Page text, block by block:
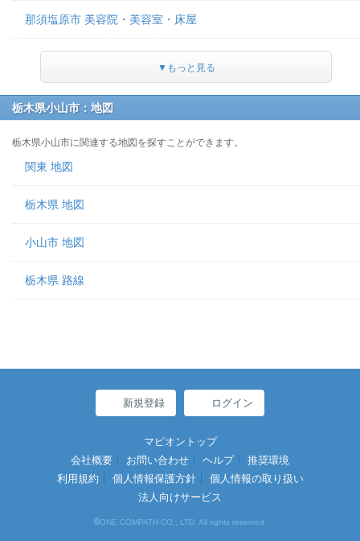
那須塩原市 美容院・美容室・床屋
▼もっと見る
栃木県小山市：地図
栃木県小山市に関連する地図を探すことができます。
関東 地図
栃木県 地図
小山市 地図
栃木県 路線
新規登録 ログイン
マピオントップ
会社概要
お問い合わせ ヘルプ
推奨環境
利用規約
個人情報保護方針
個人情報の取り扱い
法人向けサービス
©ONE COMPATH CO., LTD. All rights reserved.